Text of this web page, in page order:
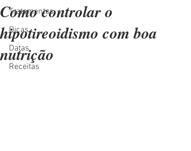
Tratamentos
Dicas
Datas
Receitas
Como controlar o
hipotireoidismo com boa
nutrição